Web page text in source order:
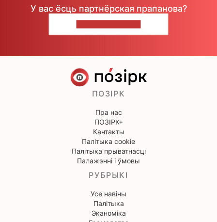
У вас ёсць партнёрская прапанова?
ПОЗІРК
Пра нас
ПОЗІРК+
Кантакты
Палітыка cookie
Палітыка прыватнасці
Палажэнні і ўмовы
РУБРЫКІ
Усе навіны
Палітыка
Эканоміка